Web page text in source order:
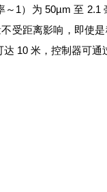
1）为 50µm 至
受距离影响，即使
10 米，控制器可